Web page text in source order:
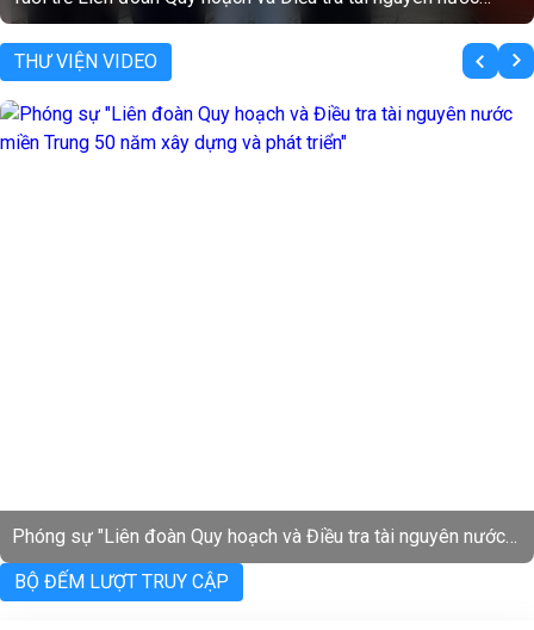
chức tọa đàm: “Tìm hiểu lịch sử 50 năm xây
Liên đoàn - Tự hào truyền thống, xung kích
cha anh”
tra tài
BỘ ĐẾM LƯỢT TRUY CẬP
THƯ VIỆN VIDEO
Phóng sự "Liên đoàn Quy hoạch và Điều tra tài nguyên nước
miền Trung 50 năm xây dựng và phát triển"